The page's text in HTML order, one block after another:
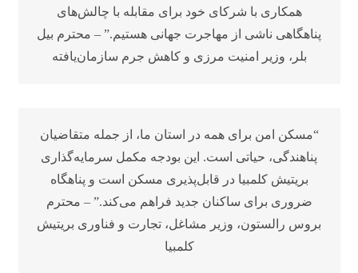
همکاری با شرکای خود برای مقابله با چالش‌های
پناهگاهی ناشی از مهاجرت جهانی هستیم.” – محترم بیل
بلر، وزیر امنیت مرزی و کاهش جرم سازمان‌یافته
“مسکن امن برای همه در استان ما، از جمله متقاضیان
پناهندگی، حیاتی است. این بودجه مکمل سرمایه‌گذاری
بریتیش کلمبیا در قابل‌پذیری مسکن است و پناهگاه
ضروری برای ساکنان جدید فراهم می‌کند.” – محترم
بروس رالستون، وزیر مشاغل، تجارت و فناوری بریتیش
کلمبیا